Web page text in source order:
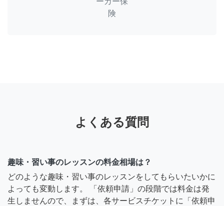
険
よくある質問
趣味・習い事のレッスンの料金相場は？
どのような趣味・習い事のレッスンをしてもらいたいかに
よっても変動します。 「依頼申請」の段階では料金は発
生しませんので、まずは、各サービスチケットに「依頼申